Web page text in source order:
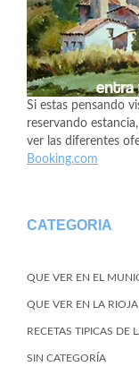
Si estas pensando
reservando
ver las diferentes
Booking.com
CATEGORIA
QUE VER EN EL
QUE VER EN LA RIOJA
RECETAS TIPICAS DE
SIN CATEGORÍA